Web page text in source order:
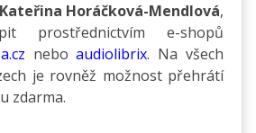
Horáčková-Mendlová,
prostřednictvím e-shopů
neboaudiolibrix. Na všech
je rovněž možnost přehrátí
zdarma.